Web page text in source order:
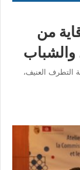
من
والشباب
العنيف،